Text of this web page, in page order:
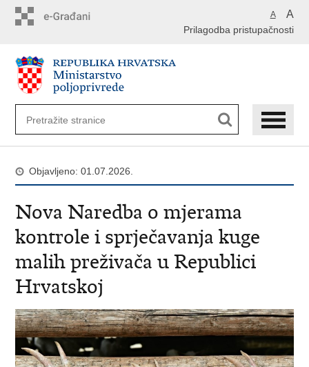
A A
Prilagodba pristupačnosti
Objavljeno: 01.07.2026.
Nova Naredba o mjerama
kontrole i sprječavanja kuge
malih preživača u Republici
Hrvatskoj